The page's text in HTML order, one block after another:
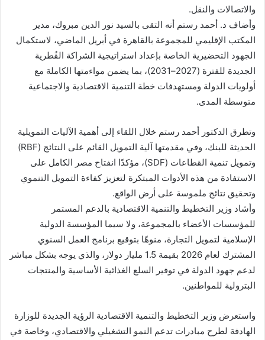
والاتصالات والنقل.
وأضاف د. أحمد رستم أنه التقى بالسيد نور الدين مبروك، مدير
المكتب الإقليمي للمجموعة بالقاهرة في أبريل الماضي، لاستكمال
الجهود التحضيرية الخاصة بإعداد استراتيجية الشراكة القُطرية
الجديدة للفترة (2027–2031)، بما يضمن مواءمتها الكاملة مع
أولويات الدولة ومستهدفات خطة التنمية الاقتصادية والاجتماعية
متوسطة المدى.
وتطرق الدكتور أحمد رستم خلال اللقاء إلى أهمية الآليات التمويلية
الحديثة للبنك، وفي مقدمتها آلية التمويل القائم على النتائج (RBF)
وتمويل تنمية القطاعات (SDF)، مؤكدًا انفتاح مصر الكامل على
الاستفادة من هذه الأدوات المبتكرة لتعزيز كفاءة التمويل التنموي
وتحقيق نتائج ملموسة على أرض الواقع.
وأشاد وزير التخطيط والتنمية الاقتصادية بالدعم المستمر
للمؤسسات الأعضاء بالمجموعة، ولا سيما المؤسسة الدولية
الإسلامية لتمويل التجارة، منوهًا بتوقيع برنامج العمل السنوي
المشترك لعام 2026 بقيمة 1.5 مليار دولار، والذي يوجه بشكل مباشر
لدعم جهود الدولة في توفير السلع الغذائية الأساسية والمنتجات
البترولية للمواطنين.
واستعرض وزير التخطيط والتنمية الاقتصادية الرؤية الجديدة للوزارة
الهادفة لطرح مبادرات تدعم النمو التشغيلي والاقتصادي، وخاصة في